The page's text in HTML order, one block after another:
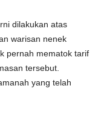
dilakukan atas
warisan nenek
pernah mematok tarif
tersebut.
yang telah